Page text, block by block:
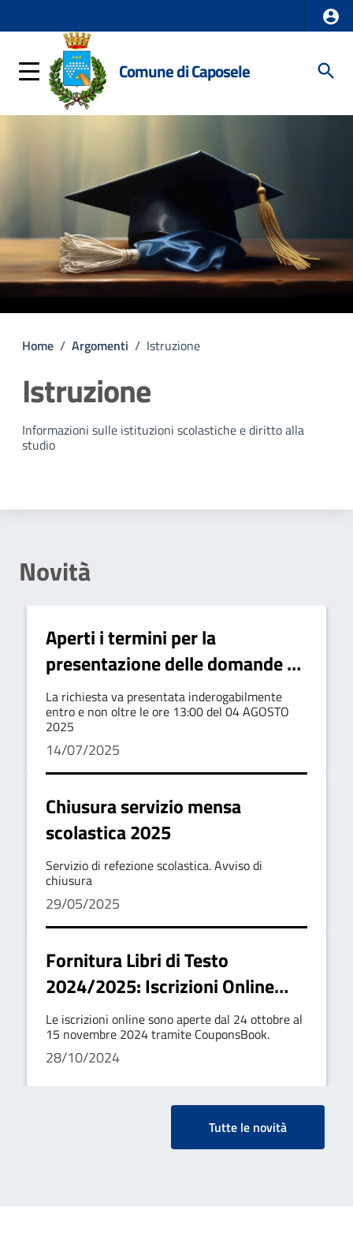
Comune di Caposele
Home / Argomenti / Istruzione
Istruzione
Dettagli della notizia
Informazioni sulle istituzioni scolastiche e diritto alla
studio
Novità
Aperti i termini per la
presentazione delle domande di
iscrizione al Servizio del
Trasporto Scolastico per l’anno
scolastico 2025/2026.
La richiesta va presentata inderogabilmente
entro e non oltre le ore 13:00 del 04 AGOSTO
2025
14/07/2025
Chiusura servizio mensa
scolastica 2025
Servizio di refezione scolastica. Avviso di
chiusura
29/05/2025
Fornitura Libri di Testo
2024/2025: Iscrizioni Online
Aperte
Le iscrizioni online sono aperte dal 24 ottobre al
15 novembre 2024 tramite CouponsBook.
28/10/2024
Tutte le novità